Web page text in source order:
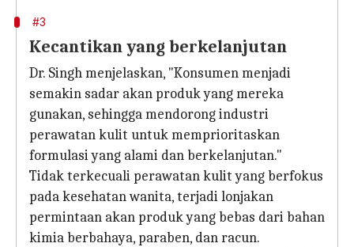
#3
Kecantikan yang berkelanjutan
Dr. Singh menjelaskan, "Konsumen menjadi
semakin sadar akan produk yang mereka
gunakan, sehingga mendorong industri
perawatan kulit untuk memprioritaskan
formulasi yang alami dan berkelanjutan."
Tidak terkecuali perawatan kulit yang berfokus
pada kesehatan wanita, terjadi lonjakan
permintaan akan produk yang bebas dari bahan
kimia berbahaya, paraben, dan racun.